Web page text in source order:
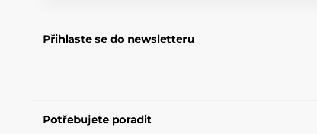
Přihlaste se do newsletteru
Potřebujete poradit